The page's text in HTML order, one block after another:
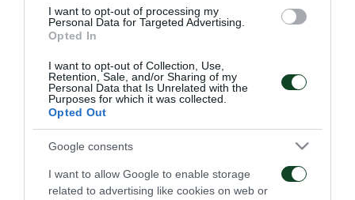
I want to opt-out of processing my
Personal Data for Targeted Advertising.
Opted In
I want to opt-out of Collection, Use,
Retention, Sale, and/or Sharing of my
Personal Data that Is Unrelated with the
Purposes for which it was collected.
Opted Out
Google consents
I want to allow Google to enable storage
related to advertising like cookies on web or
ακολούθησαν οι Χριστοδουλόπουλος,
Πετρόπουλος, Σεϊταρίδης και Γκοβού. Κατά την
διάρκεια του οικογενειακού διπλού, ο Σιμάο υπέστη
διάστρεμμα στον δεξί αστράγαλο και εγκατέλειψε το
πρόγραμμα. Η κατάσταση του θα εκτιμηθεί με